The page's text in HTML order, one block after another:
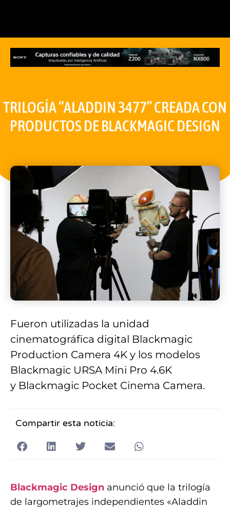
TRILOGÍA “ALADDIN 3477” CREADA CON
PRODUCTOS DE BLACKMAGIC DESIGN
Fueron utilizadas la unidad
cinematográfica digital Blackmagic
Production Camera 4K y los modelos
Blackmagic URSA Mini Pro 4.6K
y Blackmagic Pocket Cinema Camera.
Compartir esta noticia:
Blackmagic Design anunció que la trilogía
de largometrajes independientes «Aladdin